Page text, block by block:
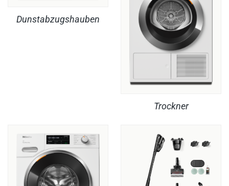
Dunstabzugshauben
Trockner